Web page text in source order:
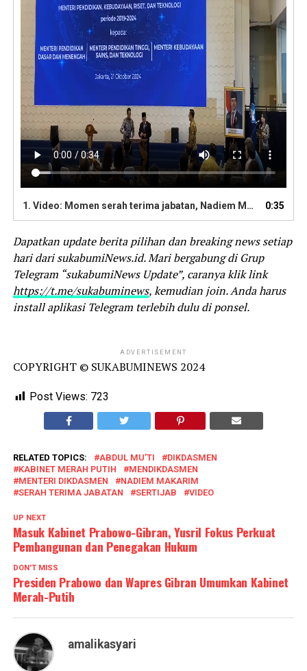
1. Video: Momen serah terima jabatan, Nadiem Makarim kepada Menteri Pendidikan Dasar dan Menegah (Dikdasmen) Abdul Mu'ti berlangsung khdimat. | Suber: RRI.co.id 0:35
Dapatkan update berita pilihan dan breaking news setiap
hari dari sukabumiNews.id. Mari bergabung di Grup
Telegram “sukabumiNews Update”, caranya klik link
https://t.me/sukabuminews, kemudian join. Anda harus
install aplikasi Telegram terlebih dulu di ponsel.
ADVERTISEMENT
COPYRIGHT © SUKABUMINEWS 2024
Post Views: 723
RELATED TOPICS: ABDUL MU’TI
DIKDASMEN
KABINET MERAH PUTIH
MENDIKDASMEN
MENTERI DIKDASMEN
NADIEM MAKARIM
SERAH TERIMA JABATAN
SERTIJAB VIDEO
UP NEXT
Masuk Kabinet Prabowo-Gibran, Yusril Fokus Perkuat
Pembangunan dan Penegakan Hukum
DON'T MISS
Presiden Prabowo dan Wapres Gibran Umumkan Kabinet
Merah-Putih
amalikasyari